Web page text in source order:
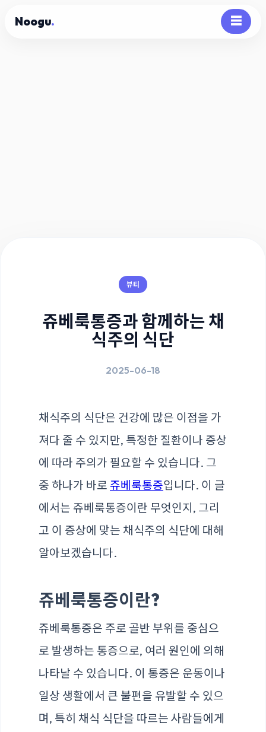
Noogu. ☰
뷰티
쥬베룩통증과 함께하는 채
식주의 식단
2025-06-18
채식주의 식단은 건강에 많은 이점을 가
져다 줄 수 있지만, 특정한 질환이나 증상
에 따라 주의가 필요할 수 있습니다. 그
중 하나가 바로 쥬베룩통증입니다. 이 글
에서는 쥬베룩통증이란 무엇인지, 그리
고 이 증상에 맞는 채식주의 식단에 대해
알아보겠습니다.
쥬베룩통증이란?
쥬베룩통증은 주로 골반 부위를 중심으
로 발생하는 통증으로, 여러 원인에 의해
나타날 수 있습니다. 이 통증은 운동이나
일상 생활에서 큰 불편을 유발할 수 있으
며, 특히 채식 식단을 따르는 사람들에게